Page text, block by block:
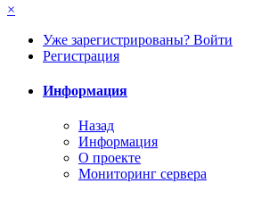
×
Уже зарегистрированы? Войти
Регистрация
Информация
Назад
Информация
О проекте
Мониторинг сервера